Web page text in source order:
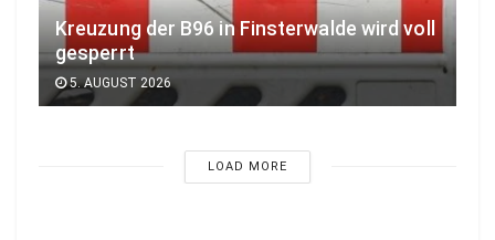
Kreuzung der B96 in Finsterwalde wird voll
gesperrt
5. AUGUST 2026
LOAD MORE